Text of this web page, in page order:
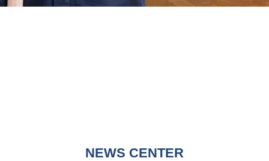
NEWS CENTER